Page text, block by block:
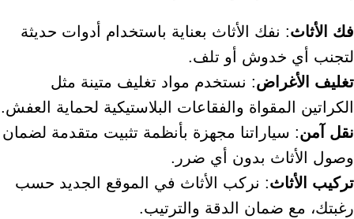
فك الأثاث: نفك الأثاث بعناية باستخدام أدوات حديثة
لتجنب أي خدوش أو تلف.
تغليف الأغراض: نستخدم مواد تغليف متينة مثل
الكراتين المقواة والفقاعات البلاستيكية لحماية العفش.
نقل آمن: سياراتنا مجهزة بأنظمة تثبيت متقدمة لضمان
وصول الأثاث بدون أي ضرر.
تركيب الأثاث: نركب الأثاث في الموقع الجديد حسب
رغبتك، مع ضمان الدقة والترتيب.